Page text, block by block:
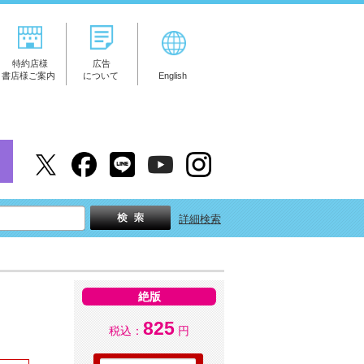
特約店様
書店様ご案内
広告
について
English
詳細検索
絶版
税込： 825 円